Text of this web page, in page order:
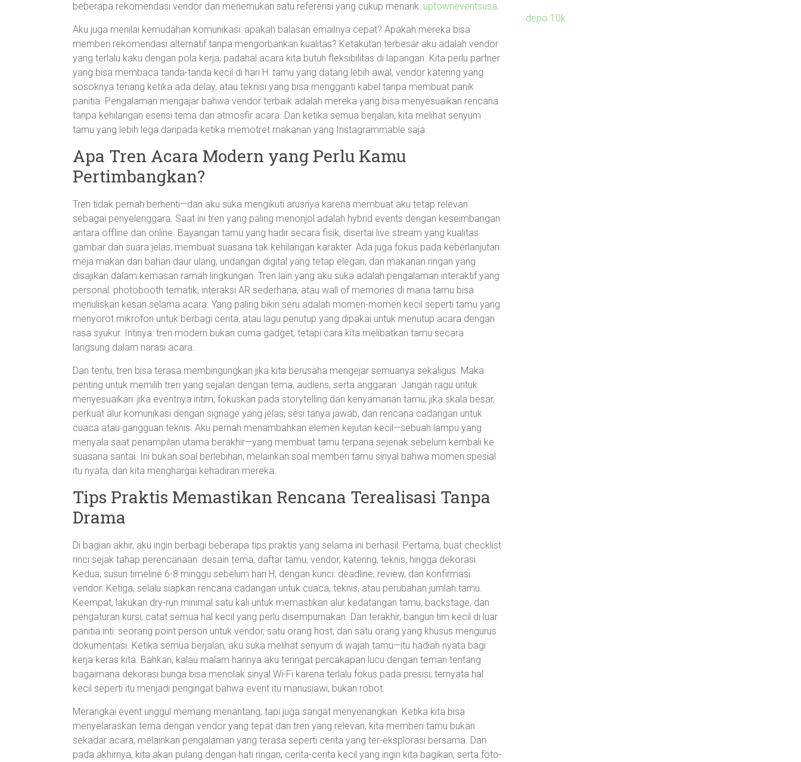
beberapa rekomendasi vendor dan menemukan satu referensi yang cukup menarik: uptowneventsusa.
Aku juga menilai kemudahan komunikasi: apakah balasan emailnya cepat? Apakah mereka bisa
memberi rekomendasi alternatif tanpa mengorbankan kualitas? Ketakutan terbesar aku adalah vendor
yang terlalu kaku dengan pola kerja, padahal acara kita butuh fleksibilitas di lapangan. Kita perlu partner
yang bisa membaca tanda-tanda kecil di hari H: tamu yang datang lebih awal, vendor katering yang
sosoknya tenang ketika ada delay, atau teknisi yang bisa mengganti kabel tanpa membuat panik
panitia. Pengalaman mengajar bahwa vendor terbaik adalah mereka yang bisa menyesuaikan rencana
tanpa kehilangan esensi tema dan atmosfir acara. Dan ketika semua berjalan, kita melihat senyum
tamu yang lebih lega daripada ketika memotret makanan yang Instagrammable saja.
Apa Tren Acara Modern yang Perlu Kamu
Pertimbangkan?
Tren tidak pernah berhenti—dan aku suka mengikuti arusnya karena membuat aku tetap relevan
sebagai penyelenggara. Saat ini tren yang paling menonjol adalah hybrid events dengan keseimbangan
antara offline dan online. Bayangan tamu yang hadir secara fisik, disertai live stream yang kualitas
gambar dan suara jelas, membuat suasana tak kehilangan karakter. Ada juga fokus pada keberlanjutan:
meja makan dari bahan daur ulang, undangan digital yang tetap elegan, dan makanan ringan yang
disajikan dalam kemasan ramah lingkungan. Tren lain yang aku suka adalah pengalaman interaktif yang
personal: photobooth tematik, interaksi AR sederhana, atau wall of memories di mana tamu bisa
menuliskan kesan selama acara. Yang paling bikin seru adalah momen-momen kecil seperti tamu yang
menyorot mikrofon untuk berbagi cerita, atau lagu penutup yang dipakai untuk menutup acara dengan
rasa syukur. Intinya: tren modern bukan cuma gadget, tetapi cara kita melibatkan tamu secara
langsung dalam narasi acara.
Dan tentu, tren bisa terasa membingungkan jika kita berusaha mengejar semuanya sekaligus. Maka
penting untuk memilih tren yang sejalan dengan tema, audiens, serta anggaran. Jangan ragu untuk
menyesuaikan: jika eventnya intim, fokuskan pada storytelling dan kenyamanan tamu; jika skala besar,
perkuat alur komunikasi dengan signage yang jelas, sesi tanya jawab, dan rencana cadangan untuk
cuaca atau gangguan teknis. Aku pernah menambahkan elemen kejutan kecil—sebuah lampu yang
menyala saat penampilan utama berakhir—yang membuat tamu terpana sejenak sebelum kembali ke
suasana santai. Ini bukan soal berlebihan, melainkan soal memberi tamu sinyal bahwa momen spesial
itu nyata, dan kita menghargai kehadiran mereka.
Tips Praktis Memastikan Rencana Terealisasi Tanpa
Drama
Di bagian akhir, aku ingin berbagi beberapa tips praktis yang selama ini berhasil. Pertama, buat checklist
rinci sejak tahap perencanaan: desain tema, daftar tamu, vendor, katering, teknis, hingga dekorasi.
Kedua, susun timeline 6-8 minggu sebelum hari H, dengan kunci: deadline, review, dan konfirmasi
vendor. Ketiga, selalu siapkan rencana cadangan untuk cuaca, teknis, atau perubahan jumlah tamu.
Keempat, lakukan dry-run minimal satu kali untuk memastikan alur kedatangan tamu, backstage, dan
pengaturan kursi; catat semua hal kecil yang perlu disempurnakan. Dan terakhir, bangun tim kecil di luar
panitia inti: seorang point person untuk vendor, satu orang host, dan satu orang yang khusus mengurus
dokumentasi. Ketika semua berjalan, aku suka melihat senyum di wajah tamu—itu hadiah nyata bagi
kerja keras kita. Bahkan, kalau malam harinya aku teringat percakapan lucu dengan teman tentang
bagaimana dekorasi bunga bisa menolak sinyal Wi-Fi karena terlalu fokus pada presisi; ternyata hal
kecil seperti itu menjadi pengingat bahwa event itu manusiawi, bukan robot.
Merangkai event unggul memang menantang, tapi juga sangat menyenangkan. Ketika kita bisa
menyelaraskan tema dengan vendor yang tepat dan tren yang relevan, kita memberi tamu bukan
sekadar acara, melainkan pengalaman yang terasa seperti cerita yang ter-eksplorasi bersama. Dan
pada akhirnya, kita akan pulang dengan hati ringan, cerita-cerita kecil yang ingin kita bagikan, serta foto-
depo 10k